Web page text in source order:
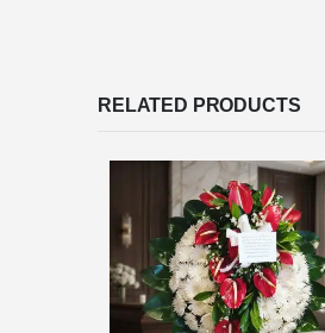
RELATED PRODUCTS